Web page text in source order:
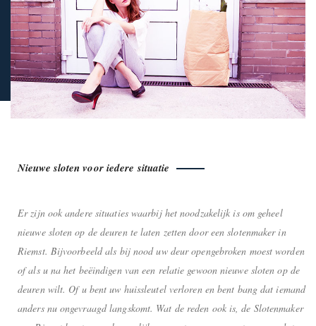
Nieuwe sloten voor iedere situatie
Er zijn ook andere situaties waarbij het noodzakelijk is om geheel
nieuwe sloten op de deuren te laten zetten door een slotenmaker in
Riemst. Bijvoorbeeld als bij nood uw deur opengebroken moest worden
of als u na het beëindigen van een relatie gewoon nieuwe sloten op de
deuren wilt. Of u bent uw huissleutel verloren en bent bang dat iemand
anders nu ongevraagd langskomt. Wat de reden ook is, de Slotenmaker